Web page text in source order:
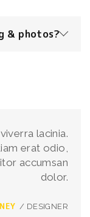
& photos?
lacinia.
erat odio,
accumsan
dolor.
/ DESIGNER